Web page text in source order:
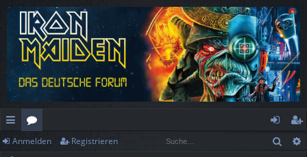
ch
or
n
eg
Anmelden Registrieren